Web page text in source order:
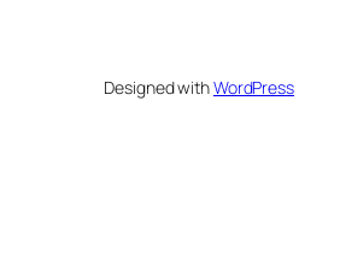
Designed withWordPress